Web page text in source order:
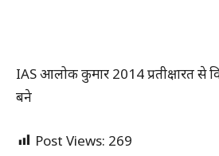
IAS आलोक कुमार 2014 प्रतीक्षारत से
बने
Post Views: 269